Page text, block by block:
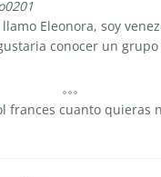
Eleonora, soy
conocer un
frances cuanto quieras